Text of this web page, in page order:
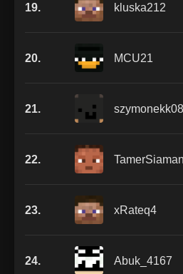
19. kluska212
20. MCU21
21. szymonekk08
22.
23. xRateq4
24. Abuk_4167